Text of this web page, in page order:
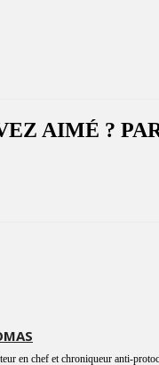
AIMÉ ?
en chef et chroniqueur anti-